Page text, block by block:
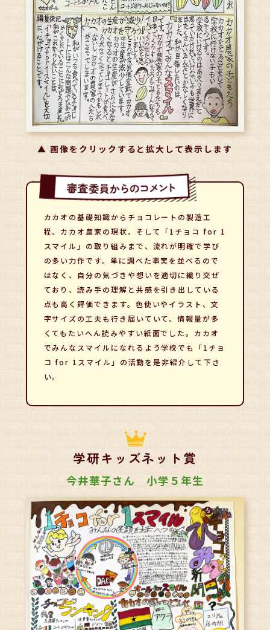
▲ 画像をクリックすると拡大して表示します
カカオの基礎知識からチョコレートの製造工
程、カカオ農家の現状、そして「1チョコ for 1
スマイル」の取り組みまで、流れが明確で学び
の多い力作です。単に調べた事実を並べるので
はなく、自分の気づきや想いを適切に織り交ぜ
ており、読み手の理解と共感を引き出している
点も高く評価できます。色使いやイラスト、文
字サイズの工夫も行き届いていて、情報量が多
くてもたいへん読みやすい紙面でした。カカオ
でみんなスマイルになれるよう学校でも「1チョ
コ for 1スマイル」の活動を是非紹介して下さ
い。
学研キッズネット賞
今井華子さん 小学５年生